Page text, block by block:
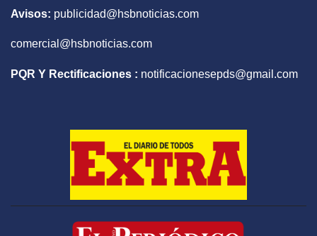
Avisos: publicidad@hsbnoticias.com
comercial@hsbnoticias.com
PQR Y Rectificaciones : notificacionesepds@gmail.com